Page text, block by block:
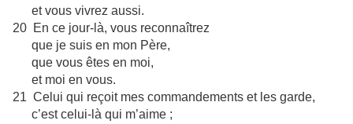
et vous vivrez aussi.
20 En ce jour-là, vous reconnaîtrez
que je suis en mon Père,
que vous êtes en moi,
et moi en vous.
21 Celui qui reçoit mes commandements et les garde,
c’est celui-là qui m’aime ;